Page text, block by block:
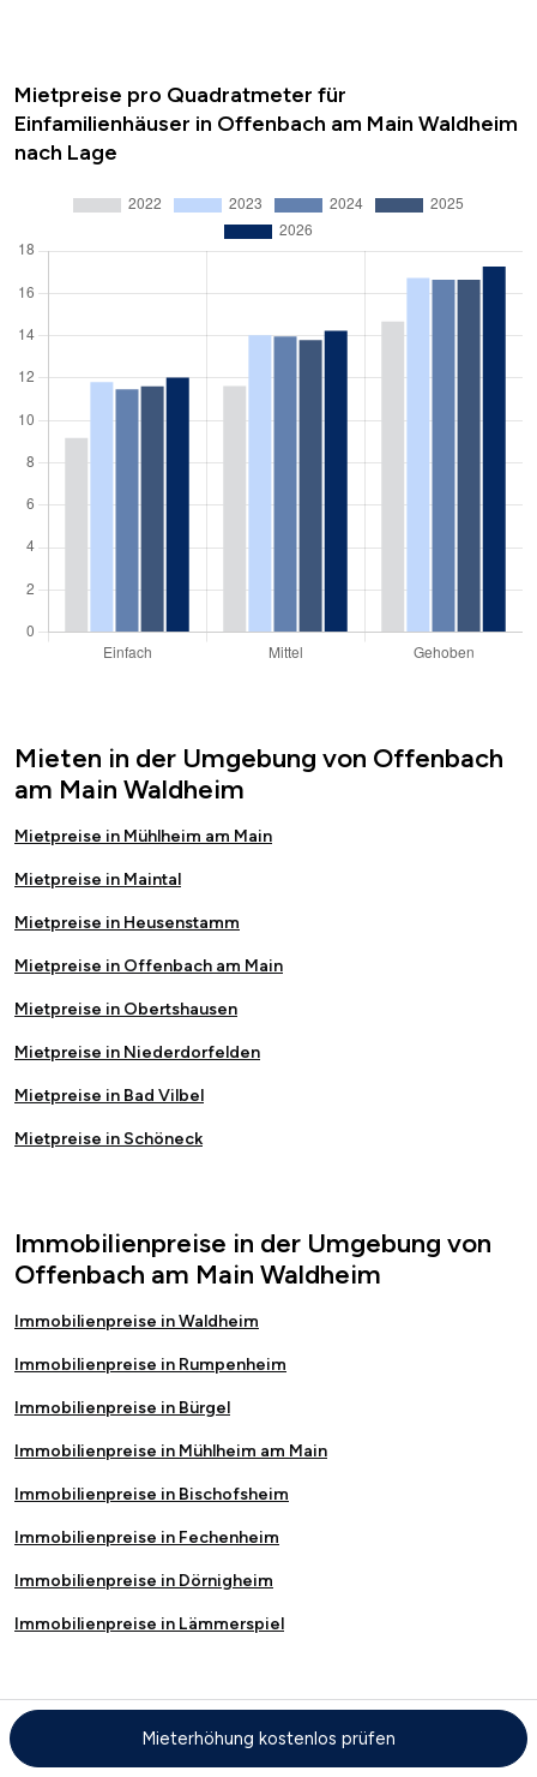
Mietpreise pro Quadratmeter für
Einfamilienhäuser in Offenbach am Main Waldheim
nach Lage
Mieten in der Umgebung von Offenbach
am Main Waldheim
Mietpreise in Mühlheim am Main
Mietpreise in Maintal
Mietpreise in Heusenstamm
Mietpreise in Offenbach am Main
Mietpreise in Obertshausen
Mietpreise in Niederdorfelden
Mietpreise in Bad Vilbel
Mietpreise in Schöneck
Immobilienpreise in der Umgebung von
Offenbach am Main Waldheim
Immobilienpreise in Waldheim
Immobilienpreise in Rumpenheim
Immobilienpreise in Bürgel
Immobilienpreise in Mühlheim am Main
Immobilienpreise in Bischofsheim
Immobilienpreise in Fechenheim
Immobilienpreise in Dörnigheim
Immobilienpreise in Lämmerspiel
Immobiliensuche in Waldheim
Mieterhöhung kostenlos prüfen